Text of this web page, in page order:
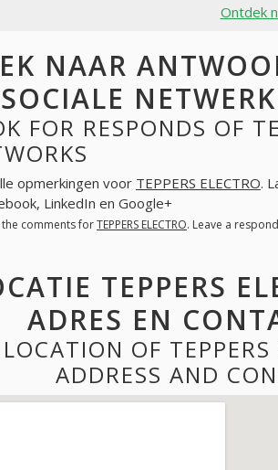
Ontdek
NAAR
FOR RESPONDS OF
opmerkingen voor TEPPERS ELECTRO.
LinkedIn en Google+
the comments forTEPPERS ELECTRO. Leave a
TEPPERS
ADRES EN
LOCATION OF
ADDRESS AND